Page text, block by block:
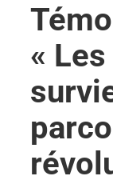
e
«